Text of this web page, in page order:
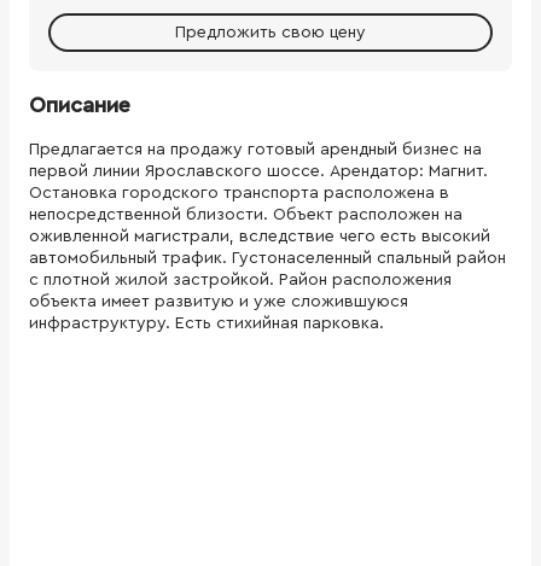
Предложить свою цену
Описание
Предлагается на продажу готовый арендный бизнес на
первой линии Ярославского шоссе. Арендатор: Магнит.
Остановка городского транспорта расположена в
непосредственной близости. Объект расположен на
оживленной магистрали, вследствие чего есть высокий
автомобильный трафик. Густонаселенный спальный район
с плотной жилой застройкой. Район расположения
объекта имеет развитую и уже сложившуюся
инфраструктуру. Есть стихийная парковка.